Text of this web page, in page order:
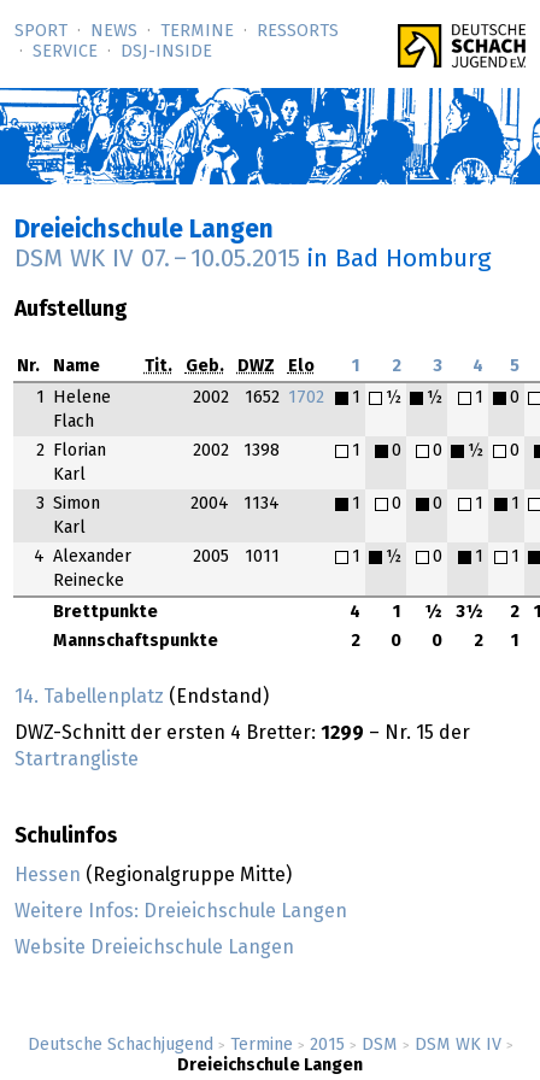
SPORT NEWS TERMINE
RESSORTS
SERVICE
DSJ-­INSIDE
Deutsche Schachjugend > Termine > 2015 > DSM > DSM WK IV >
Dreieichschule Langen
Dreieichschule Langen
DSM WK IV 07. – 10.05.2015 in Bad Homburg
Aufstellung
Nr. Name Tit. Geb. DWZ Elo 1 2 3 4 5
Brettpunkte 4 1 ½ 3½ 2
Mannschaftspunkte
2 0 0 2 1
1
Helene
Flach
2002 1652 1702 1 ½ ½ 1 0
2
Florian
Karl
2002 1398 1 0 0 ½ 0
3 Simon
Karl
2004 1134 1 0 0 1 1
4 Alexander
Reinecke
2005 1011 1 ½ 0 1 1
14. Tabellenplatz (Endstand)
DWZ-Schnitt der ersten 4 Bretter: 1299 – Nr. 15 der
Startrangliste
Schulinfos
Hessen (Regionalgruppe Mitte)
Weitere Infos: Dreieichschule Langen
Website Dreieichschule Langen